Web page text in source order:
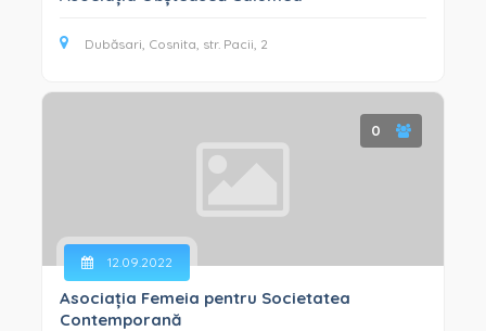
Dubăsari, Cosnita, str. Pacii, 2
0
12.09.2022
Asociația Femeia pentru Societatea
Contemporană